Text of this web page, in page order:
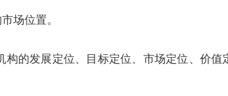
场位置。
的发展定位、目标定位、市场定位、价值